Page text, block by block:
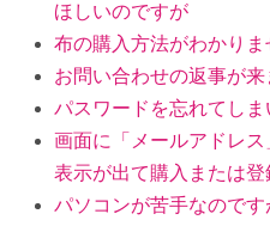
ほしいのですが
布の購入方法がわかりま
お問い合わせの返事が来
パスワードを忘れてし
画面に「メールアドレ
表示が出て購入または
パソコンが苦手なので